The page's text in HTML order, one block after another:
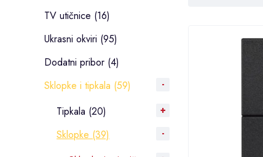
TV utičnice (16)
Ukrasni okviri (95)
Dodatni pribor (4)
Sklopke i tipkala (59)
Tipkala (20)
Sklopke (39)